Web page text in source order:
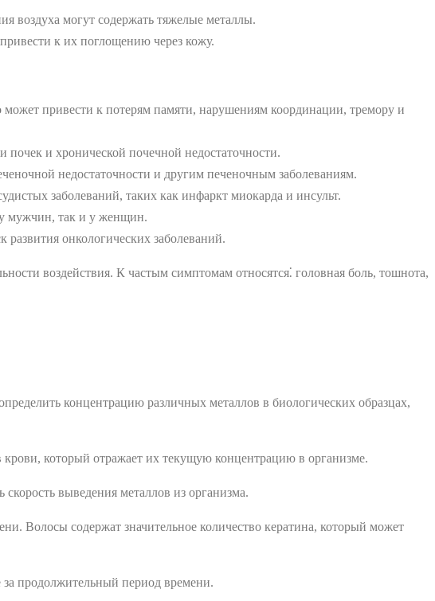
воздуха могут содержать тяжелые металлы.
к их поглощению через кожу.
привести к потерям памяти, нарушениям координации, тремору и
и хронической почечной недостаточности.
недостаточности и другим печеночным заболеваниям.
заболеваний, таких как инфаркт миокарда и инсульт.
мужчин, так и у женщин.
онкологических заболеваний.
воздействия. К частым симптомам относятся⁚ головная боль, тошнота,
концентрацию различных металлов в биологических образцах,
который отражает их текущую концентрацию в организме.
выведения металлов из организма.
Волосы содержат значительное количество кератина, который может
за продолжительный период времени.